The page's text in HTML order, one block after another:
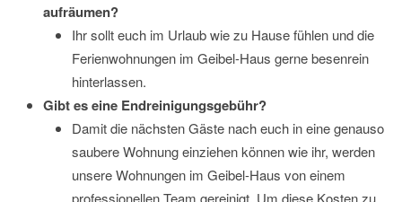
aufräumen?
Ihr sollt euch im Urlaub wie zu Hause fühlen und die
Ferienwohnungen im Geibel-Haus gerne besenrein
hinterlassen.
Gibt es eine Endreinigungsgebühr?
Damit die nächsten Gäste nach euch in eine genauso
saubere Wohnung einziehen können wie ihr, werden
unsere Wohnungen im Geibel-Haus von einem
professionellen Team gereinigt. Um diese Kosten zu